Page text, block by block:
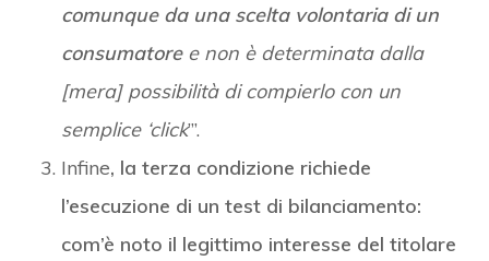
comunque da una scelta volontaria di un
consumatoree non è determinata dalla
[mera] possibilità di compierlo con un
semplice ‘click’”.
Infine, la terza condizione richiede
l’esecuzione di un test di bilanciamento:
com’è noto il legittimo interesse del titolare